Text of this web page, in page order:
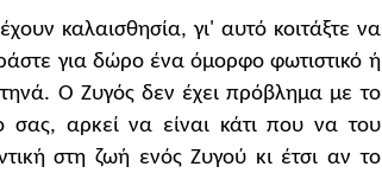
καλαισθησία, γι' αυτό κοιτάξτε να
για δώρο ένα όμορφο φωτιστικό ή
Ο Ζυγός δεν έχει πρόβλημα με το
αρκεί να είναι κάτι που να του
στη ζωή ενός Ζυγού κι έτσι αν το